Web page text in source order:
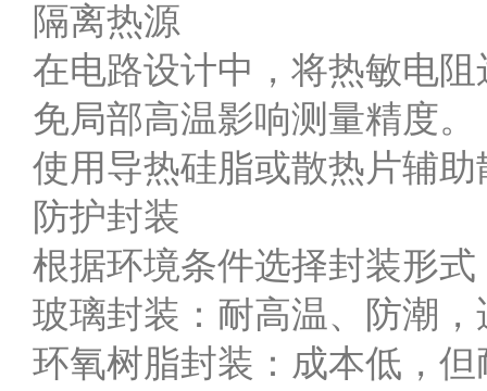
隔离热源
在电路设计中，将热敏电
免局部高温影响测量精度。
使用导热硅脂或散热片辅
防护封装
根据环境条件选择封装形式
玻璃封装：耐高温、防潮
环氧树脂封装：成本低，